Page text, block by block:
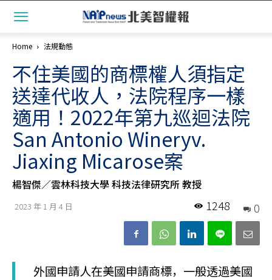
Home 法規動態
不住美國的商標權人須指定
送達代收人，法院程序一樣
適用！2022年第九巡迴法院
San Antonio Wineryv.
Jiaxing Micarose案
楊智傑／雲林科技大學 科技法律研究所 教授
2023 年 1 月 4 日 0
1248
外國申請人在美國申請商標，一般透過美國